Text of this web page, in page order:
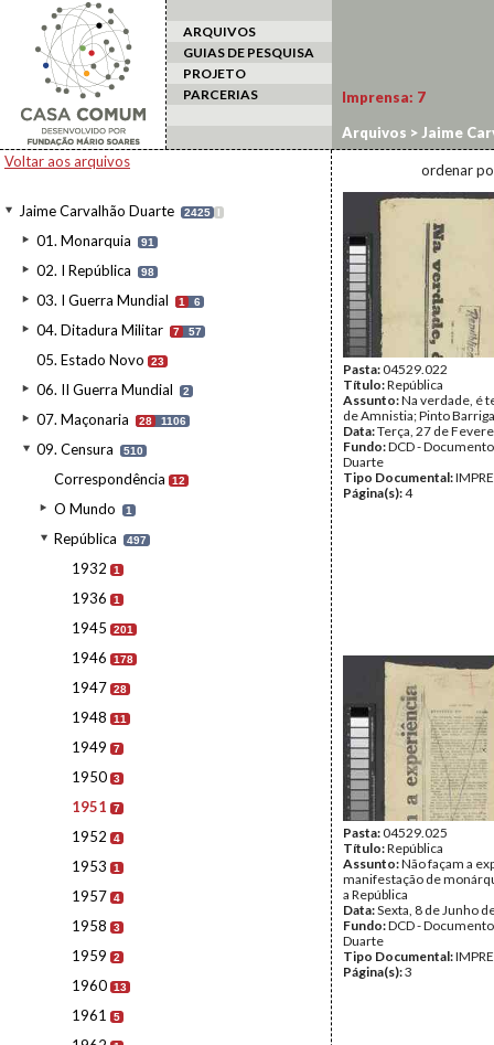
ARQUIVOS
GUIAS DE PESQUISA
PROJETO
PARCERIAS
Voltar aos arquivos
Jaime Carvalhão Duarte 2425 I
01. Monarquia 91
02. I República 98
03. I Guerra Mundial 1 6
04. Ditadura Militar 7 57
05. Estado Novo 23
06. II Guerra Mundial 2
07. Maçonaria 28 1106
09. Censura 510
Correspondência 12
O Mundo 1
República 497
1932 1
1936 1
1945 201
1946 178
1947 28
1948 11
1949 7
1950 3
1951 7
1952 4
1953 1
1957 4
1958 3
1959 2
1960 13
1961 5
Imprensa: 7
Arquivos > Jaime
ordenar
Pasta:04529.022
Título:República
Assunto:Na verdade, é
de Amnistia; Pinto Barriga
Data:Terça, 27 de
Fundo:DCD -
Duarte
Tipo Documental:
Página(s):4
Pasta:04529.025
Título:República
Assunto:Não façam a
manifestação de
a República
Data:Sexta, 8 de Junho
Fundo:DCD -
Duarte
Tipo Documental:
Página(s):3